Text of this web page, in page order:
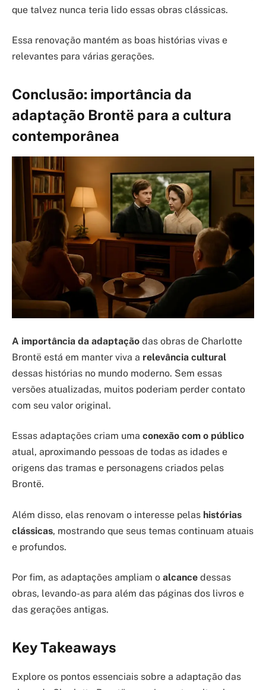
que talvez nunca teria lido essas obras clássicas.
Essa renovação mantém as boas histórias vivas e
relevantes para várias gerações.
Conclusão: importância da
adaptação Brontë para a cultura
contemporânea
A importância da adaptação das obras de Charlotte
Brontë está em manter viva a relevância cultural
dessas histórias no mundo moderno. Sem essas
versões atualizadas, muitos poderiam perder contato
com seu valor original.
Essas adaptações criam uma conexão com o público
atual, aproximando pessoas de todas as idades e
origens das tramas e personagens criados pelas
Brontë.
Além disso, elas renovam o interesse pelas histórias
clássicas, mostrando que seus temas continuam atuais
e profundos.
Por fim, as adaptações ampliam o alcance dessas
obras, levando-as para além das páginas dos livros e
das gerações antigas.
Key Takeaways
Explore os pontos essenciais sobre a adaptação das